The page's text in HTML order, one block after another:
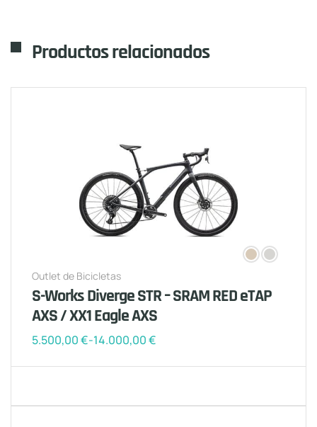
Productos relacionados
Outlet de Bicicletas
S-Works Diverge STR – SRAM RED eTAP
AXS / XX1 Eagle AXS
5.500,00€-14.000,00€